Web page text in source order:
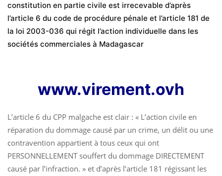
constitution en partie civile est irrecevable d’après
l’article 6 du code de procédure pénale et l’article 181 de
la loi 2003-036 qui régit l’action individuelle dans les
sociétés commerciales à Madagascar
www.virement.ovh
L’article 6 du CPP malgache est clair : « L’action civile en
réparation du dommage causé par un crime, un délit ou une
contravention appartient à tous ceux qui ont
PERSONNELLEMENT souffert du dommage DIRECTEMENT
causé par l’infraction. » et d’après l’article 181 régissant les